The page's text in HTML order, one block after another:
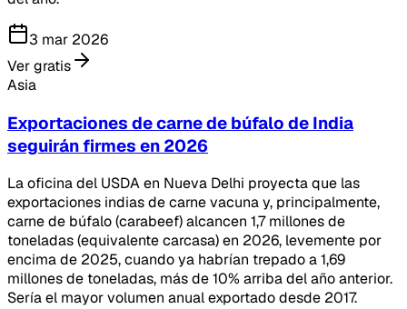
3 mar 2026
Ver gratis
Asia
Exportaciones de carne de búfalo de India
seguirán firmes en 2026
La oficina del USDA en Nueva Delhi proyecta que las
exportaciones indias de carne vacuna y, principalmente,
carne de búfalo (carabeef) alcancen 1,7 millones de
toneladas (equivalente carcasa) en 2026, levemente por
encima de 2025, cuando ya habrían trepado a 1,69
millones de toneladas, más de 10% arriba del año anterior.
Sería el mayor volumen anual exportado desde 2017.